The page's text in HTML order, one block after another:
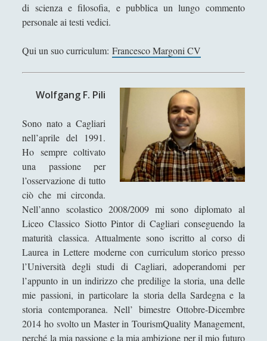
► Un Po’ Di Narrativa(7)
►
Collana di Scuola Filosofica
► Didattica(7)
► Economia (9)
► Filologia(4)
► Geopolitica(11)
► In edicola(1)
► Interviste (70)
► Itinerari(14)
► Musica(14)
Scacchi(42)
di scienza e filosofia, e pubblica un lungo commento
personale ai testi vedici.
Qui un suo curriculum:Francesco Margoni CV
Wolfgang F. Pili
Sono nato a Cagliari
nell’aprile del 1991.
Ho sempre coltivato
una passione per
l’osservazione di tutto
ciò che mi circonda.
Nell’anno scolastico 2008/2009 mi sono diplomato al
Liceo Classico Siotto Pintor di Cagliari conseguendo la
maturità classica. Attualmente sono iscritto al corso di
Laurea in Lettere moderne con curriculum storico presso
l’Università degli studi di Cagliari, adoperandomi per
l’appunto in un indirizzo che predilige la storia, una delle
mie passioni, in particolare la storia della Sardegna e la
storia contemporanea. Nell’ bimestre Ottobre-Dicembre
2014 ho svolto un Master in TourismQuality Management,
perché la mia passione e la mia ambizione per il mio futuro